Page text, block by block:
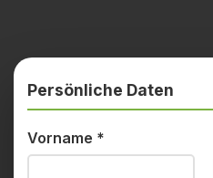
Persönliche Daten
Vorname *